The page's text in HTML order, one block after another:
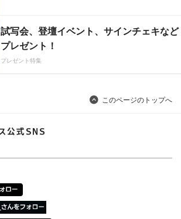
試写会、登壇イベント、サインチェキなど
プレゼント！
プレゼント特集
このページのトップへ